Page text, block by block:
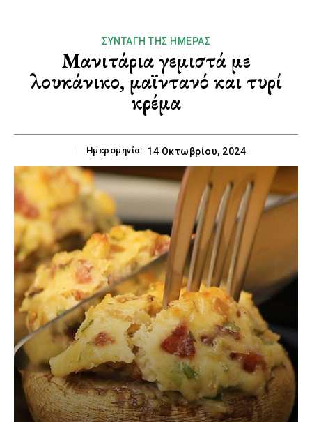
ΣΥΝΤΑΓΉ ΤΗΣ ΗΜΈΡΑΣ
Μανιτάρια γεμιστά με
λουκάνικο, μαϊντανό και τυρί
κρέμα
Ημερομηνία: 14 Οκτωβρίου, 2024